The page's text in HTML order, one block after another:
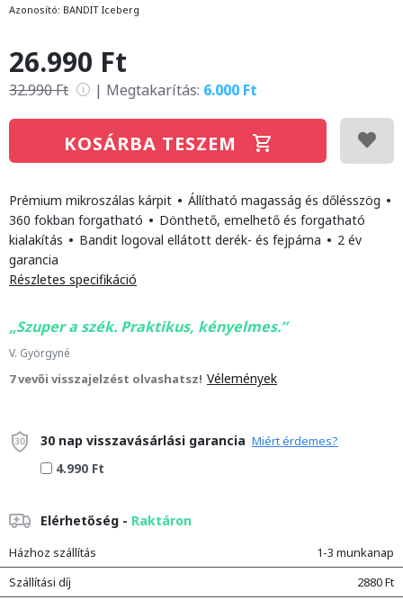
Azonosító: BANDIT Iceberg
26.990 Ft
32.990 Ft i | Megtakarítás: 6.000 Ft
KOSÁRBA TESZEM
Prémium mikroszálas kárpit • Állítható magasság és dőlésszög •
360 fokban forgatható • Dönthető, emelhető és forgatható
kialakítás • Bandit logoval ellátott derék- és fejpárna • 2 év
garancia
Részletes specifikáció
Szuper a szék. Praktikus, kényelmes.
V. Györgyné
7 vevői visszajelzést olvashatsz! Vélemények
30 nap visszavásárlási garancia Miért érdemes?
4.990 Ft
Elérhetőség - Raktáron
Házhoz szállítás
1-3 munkanap
Szállítási díj
2880 Ft